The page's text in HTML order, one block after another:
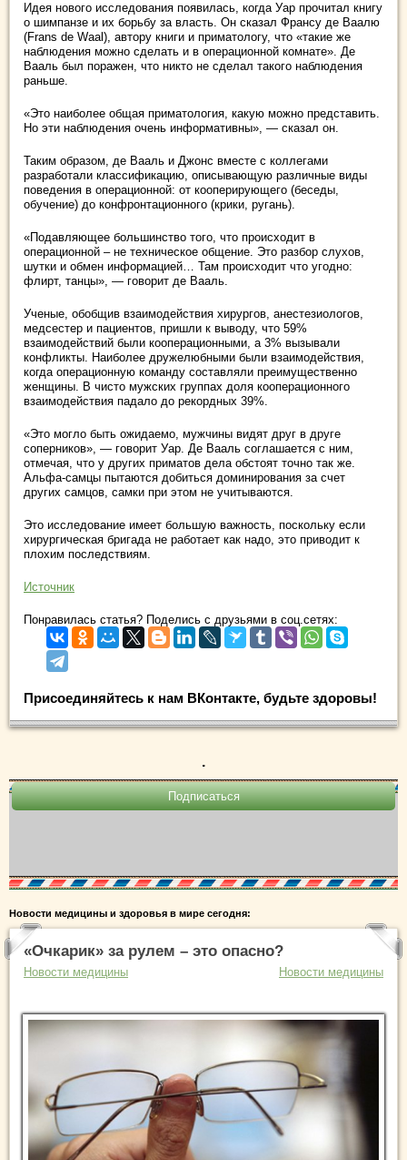
Идея нового исследования появилась, когда Уар прочитал книгу
о шимпанзе и их борьбу за власть. Он сказал Франсу де Ваалю
(Frans de Waal), автору книги и приматологу, что «такие же
наблюдения можно сделать и в операционной комнате». Де
Вааль был поражен, что никто не сделал такого наблюдения
раньше.
«Это наиболее общая приматология, какую можно представить.
Но эти наблюдения очень информативны», — сказал он.
Таким образом, де Вааль и Джонс вместе с коллегами
разработали классификацию, описывающую различные виды
поведения в операционной: от кооперирующего (беседы,
обучение) до конфронтационного (крики, ругань).
«Подавляющее большинство того, что происходит в
операционной – не техническое общение. Это разбор слухов,
шутки и обмен информацией… Там происходит что угодно:
флирт, танцы», — говорит де Вааль.
Ученые, обобщив взаимодействия хирургов, анестезиологов,
медсестер и пациентов, пришли к выводу, что 59%
взаимодействий были кооперационными, а 3% вызывали
конфликты. Наиболее дружелюбными были взаимодействия,
когда операционную команду составляли преимущественно
женщины. В чисто мужских группах доля кооперационного
взаимодействия падало до рекордных 39%.
«Это могло быть ожидаемо, мужчины видят друг в друге
соперников», — говорит Уар. Де Вааль соглашается с ним,
отмечая, что у других приматов дела обстоят точно так же.
Альфа-самцы пытаются добиться доминирования за счет
других самцов, самки при этом не учитываются.
Это исследование имеет большую важность, поскольку если
хирургическая бригада не работает как надо, это приводит к
плохим последствиям.
Источник
Понравилась статья? Поделись с друзьями в соц.сетях:
Присоединяйтесь к нам ВКонтакте, будьте здоровы!
.
Новости медицины и здоровья в мире сегодня:
«Очкарик» за рулем – это опасно?
Новости медицины Новости медицины